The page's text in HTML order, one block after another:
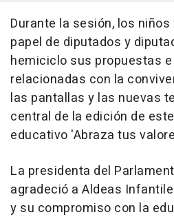
Durante la sesión, los
papel de diputados y
hemiciclo sus propuestas
relacionadas con la
las pantallas y las nuevas
central de la edición de
educativo 'Abraza tus
La presidenta del
agradeció a Aldeas
y su compromiso con la